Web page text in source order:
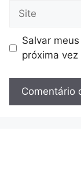
Site
Salvar
próxima